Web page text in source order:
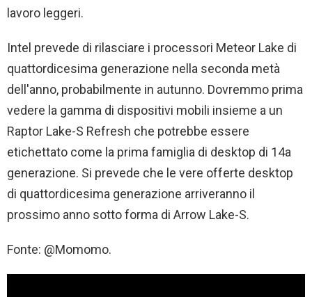
lavoro leggeri.
Intel prevede di rilasciare i processori Meteor Lake di
quattordicesima generazione nella seconda metà
dell'anno, probabilmente in autunno. Dovremmo prima
vedere la gamma di dispositivi mobili insieme a un
Raptor Lake-S Refresh che potrebbe essere
etichettato come la prima famiglia di desktop di 14a
generazione. Si prevede che le vere offerte desktop
di quattordicesima generazione arriveranno il
prossimo anno sotto forma di Arrow Lake-S.
Fonte: @Momomo.